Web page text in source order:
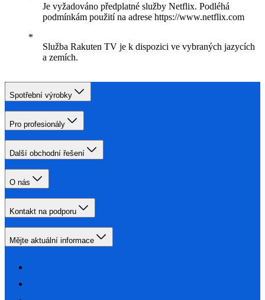
Je vyžadováno předplatné služby Netflix. Podléhá
podmínkám použití na adrese https://www.netflix.com
Služba Rakuten TV je k dispozici ve vybraných jazycích
a zemích.
Spotřební výrobky
Pro profesionály
Další obchodní řešení
O nás
Kontakt na podporu
Mějte aktuální informace